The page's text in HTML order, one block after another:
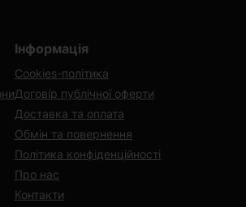
Інформація
Cookies-політика
Договір публічної оферти
Доставка та оплата
Обмін та повернення
Політика конфіденційності
Про нас
Контакти